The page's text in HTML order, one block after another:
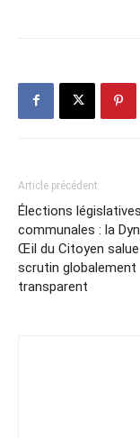
Article précédent
Élections
communales : la
Œil du Citoyen salue
scrutin globalement
transparent